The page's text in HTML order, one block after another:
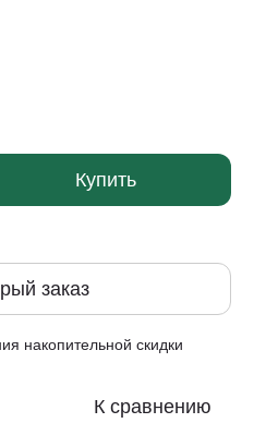
Купить
заказ
накопительной скидки
К сравнению